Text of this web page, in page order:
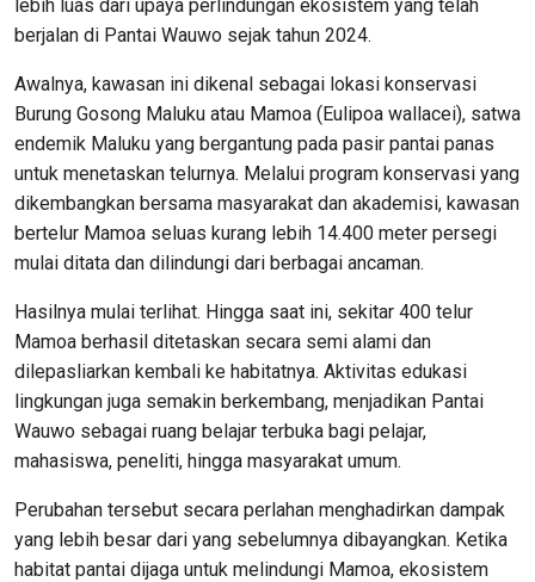
lebih luas dari upaya perlindungan ekosistem yang telah
berjalan di Pantai Wauwo sejak tahun 2024.
Awalnya, kawasan ini dikenal sebagai lokasi konservasi
Burung Gosong Maluku atau Mamoa (Eulipoa wallacei), satwa
endemik Maluku yang bergantung pada pasir pantai panas
untuk menetaskan telurnya. Melalui program konservasi yang
dikembangkan bersama masyarakat dan akademisi, kawasan
bertelur Mamoa seluas kurang lebih 14.400 meter persegi
mulai ditata dan dilindungi dari berbagai ancaman.
Hasilnya mulai terlihat. Hingga saat ini, sekitar 400 telur
Mamoa berhasil ditetaskan secara semi alami dan
dilepasliarkan kembali ke habitatnya. Aktivitas edukasi
lingkungan juga semakin berkembang, menjadikan Pantai
Wauwo sebagai ruang belajar terbuka bagi pelajar,
mahasiswa, peneliti, hingga masyarakat umum.
Perubahan tersebut secara perlahan menghadirkan dampak
yang lebih besar dari yang sebelumnya dibayangkan. Ketika
habitat pantai dijaga untuk melindungi Mamoa, ekosistem